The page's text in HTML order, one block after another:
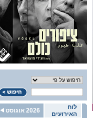
לוח
האירועים
2026 אוגוסט